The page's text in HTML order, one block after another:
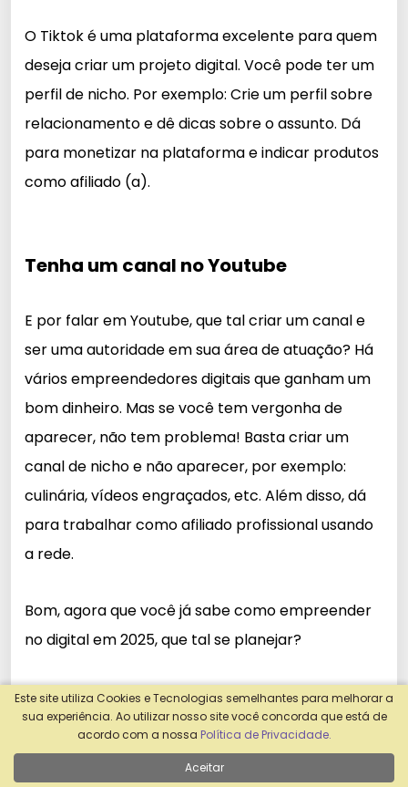
O Tiktok é uma plataforma excelente para quem
deseja criar um projeto digital. Você pode ter um
perfil de nicho. Por exemplo: Crie um perfil sobre
relacionamento e dê dicas sobre o assunto. Dá
para monetizar na plataforma e indicar produtos
como afiliado (a).
Tenha um canal no Youtube
E por falar em Youtube, que tal criar um canal e
ser uma autoridade em sua área de atuação? Há
vários empreendedores digitais que ganham um
bom dinheiro. Mas se você tem vergonha de
aparecer, não tem problema! Basta criar um
canal de nicho e não aparecer, por exemplo:
culinária, vídeos engraçados, etc. Além disso, dá
para trabalhar como afiliado profissional usando
a rede.
Bom, agora que você já sabe como empreender
no digital em 2025, que tal se planejar?
Ah, e se você não quer perder tempo, deixo por
aqui a surpresa que prometi no início do artigo.
Aprenda a ser afiliado e a vender pela Internet.
Este site utiliza Cookies e Tecnologias semelhantes para melhorar a
sua experiência. Ao utilizar nosso site você concorda que está de
acordo com a nossa Política de Privacidade.
Aceitar